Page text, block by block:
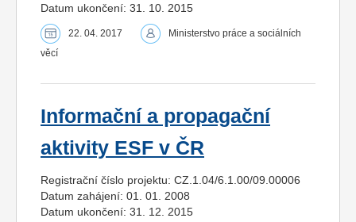
Datum ukončení: 31. 10. 2015
22. 04. 2017
Ministerstvo práce a sociálních
věcí
Informační a propagační
aktivity ESF v ČR
Registrační číslo projektu: CZ.1.04/6.1.00/09.00006
Datum zahájení: 01. 01. 2008
Datum ukončení: 31. 12. 2015